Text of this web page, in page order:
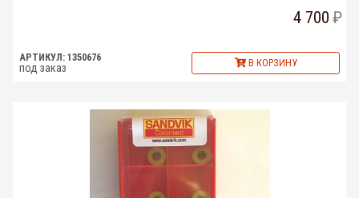
4 700
АРТИКУЛ: 1350676
под заказ В КОРЗИНУ